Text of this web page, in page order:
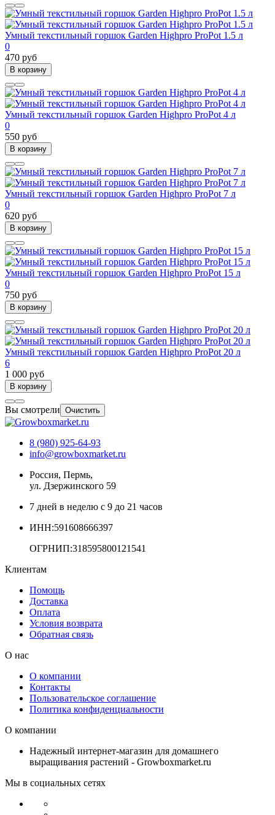
Умный текстильный горшок Garden Highpro ProPot 1.5 л
0
470 руб
В корзину
Умный текстильный горшок Garden Highpro ProPot 4 л
0
550 руб
В корзину
Умный текстильный горшок Garden Highpro ProPot 7 л
0
620 руб
В корзину
Умный текстильный горшок Garden Highpro ProPot 15 л
0
750 руб
В корзину
Умный текстильный горшок Garden Highpro ProPot 20 л
6
1 000 руб
В корзину
Вы смотрели Очистить
8 (980) 925-64-93
info@growboxmarket.ru
Россия, Пермь,
ул. Дзержинского 59
7 дней в неделю с 9 до 21 часов
ИНН:591608666397
ОГРНИП:318595800121541
Клиентам
Помощь
Доставка
Оплата
Условия возврата
Обратная связь
О нас
О компании
Контакты
Пользовательское соглашение
Политика конфиденциальности
О компании
Надежный интернет-магазин для домашнего
выращивания растений - Growboxmarket.ru
Мы в социальных сетях